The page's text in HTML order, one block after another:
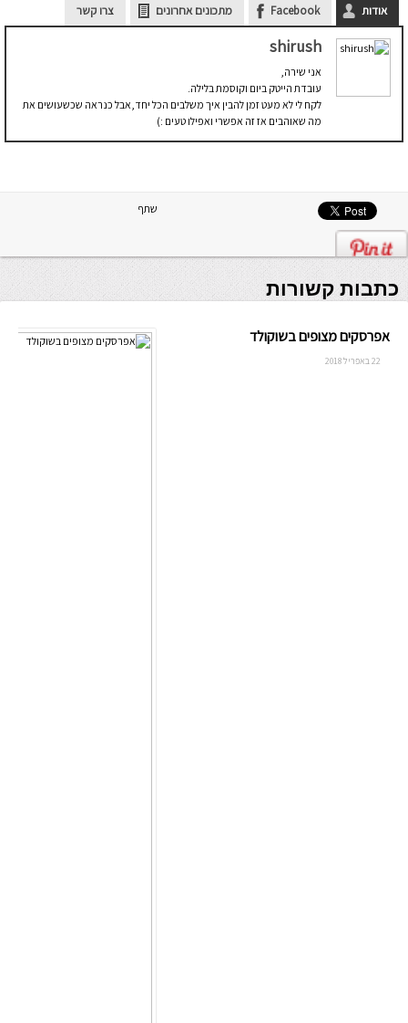
אודות Facebook מתכונים אחרונים צרו קשר
shirush
אני שירה,
עובדת הייטק ביום וקוסמת בלילה.
לקח לי לא מעט זמן להבין איך משלבים הכל יחד,אבל כנראה שכשעושים את
מה שאוהבים אז זה אפשרי ואפילו טעים :)
שתף
כתבות קשורות
אפרסקים מצופים בשוקולד
22 באפריל 2018